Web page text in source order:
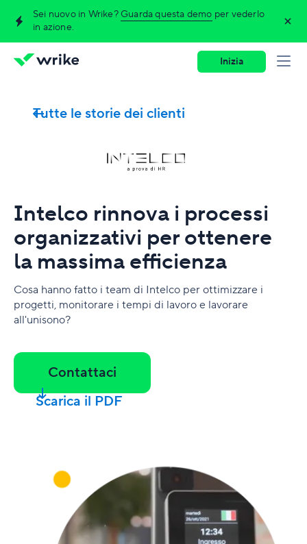
Sei nuovo in Wrike?Guarda questa demo per vederlo
in azione.
Inizia
Tutte le storie dei clienti
Intelco rinnova i processi
organizzativi per ottenere
la massima efficienza
Cosa hanno fatto i team di Intelco per ottimizzare i
progetti, monitorare i tempi di lavoro e lavorare
all'unisono?
Contattaci
Scarica il PDF